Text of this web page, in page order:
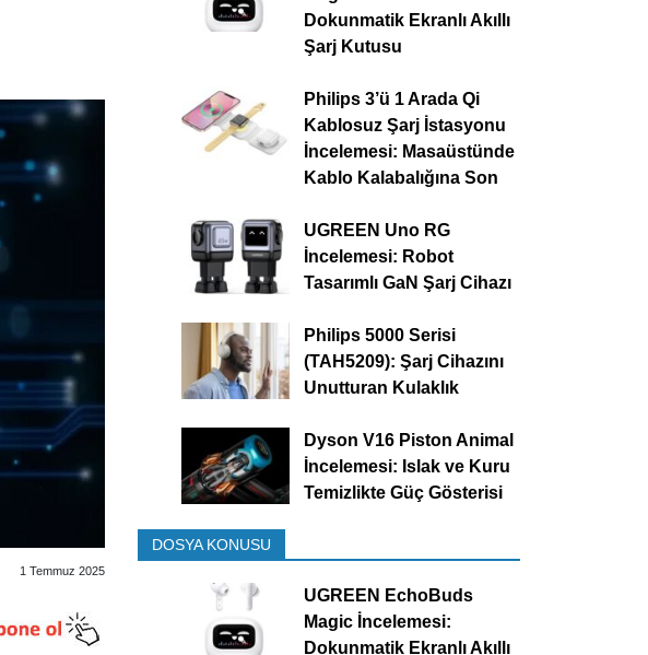
1 Temmuz 2025
Dokunmatik Ekranlı Akıllı
Şarj Kutusu
Philips 3’ü 1 Arada Qi
Kablosuz Şarj İstasyonu
İncelemesi: Masaüstünde
Kablo Kalabalığına Son
UGREEN Uno RG
İncelemesi: Robot
Tasarımlı GaN Şarj Cihazı
Philips 5000 Serisi
(TAH5209): Şarj Cihazını
Unutturan Kulaklık
Dyson V16 Piston Animal
İncelemesi: Islak ve Kuru
Temizlikte Güç Gösterisi
DOSYA KONUSU
UGREEN EchoBuds
Magic İncelemesi:
Dokunmatik Ekranlı Akıllı